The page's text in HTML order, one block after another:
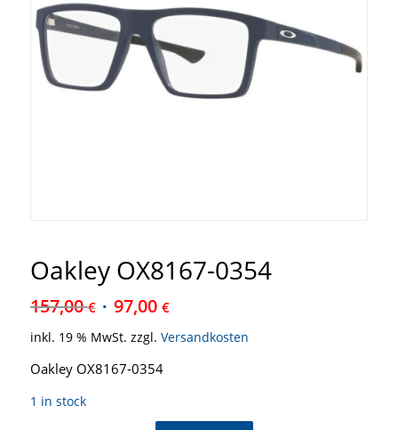
Oakley OX8167-0354
157,00€ 97,00 €
inkl. 19 % MwSt. zzgl. Versandkosten
Oakley OX8167-0354
1 in stock